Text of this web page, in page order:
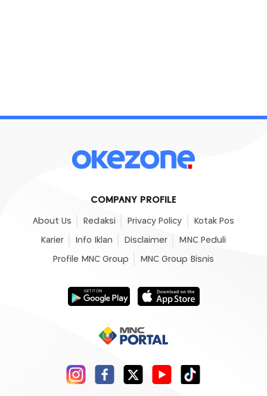
COMPANY PROFILE
About Us Redaksi Privacy Policy Kotak Pos
Karier Info Iklan Disclaimer MNC Peduli
Profile MNC Group MNC Group Bisnis